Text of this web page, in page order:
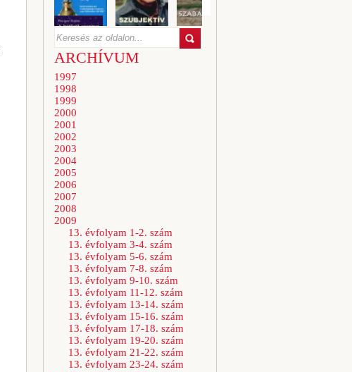
ARCHÍVUM
1997
1998
1999
2000
2001
2002
2003
2004
2005
2006
2007
2008
2009
13. évfolyam 1-2. szám
13. évfolyam 3-4. szám
13. évfolyam 5-6. szám
13. évfolyam 7-8. szám
13. évfolyam 9-10. szám
13. évfolyam 11-12. szám
13. évfolyam 13-14. szám
13. évfolyam 15-16. szám
13. évfolyam 17-18. szám
13. évfolyam 19-20. szám
13. évfolyam 21-22. szám
13. évfolyam 23-24. szám